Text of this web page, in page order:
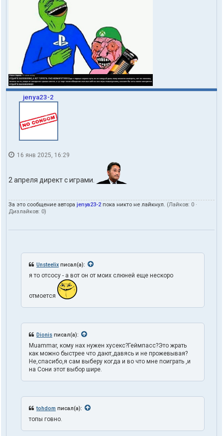
jenya23-2
16 янв 2025, 16:29
2 апреля директ с играми.
За это сообщение автора jenya23-2 пока никто не лайкнул. (Лайков: 0 ·
Дизлайков: 0)
Unsteelix писал(а):
я то отсосу - а вот он от моих слюней еще нескоро
отмоется
Dionis писал(а):
Muammar, кому нах нужен хусекс?Геймпасс?Это жрать
как можно быстрее что дают,давясь и не прожевывая?
Не,спасибо,я сам выберу когда и во что мне поиграть ,и
на Сони этот выбор шире.
tohdom писал(а):
топы говно.